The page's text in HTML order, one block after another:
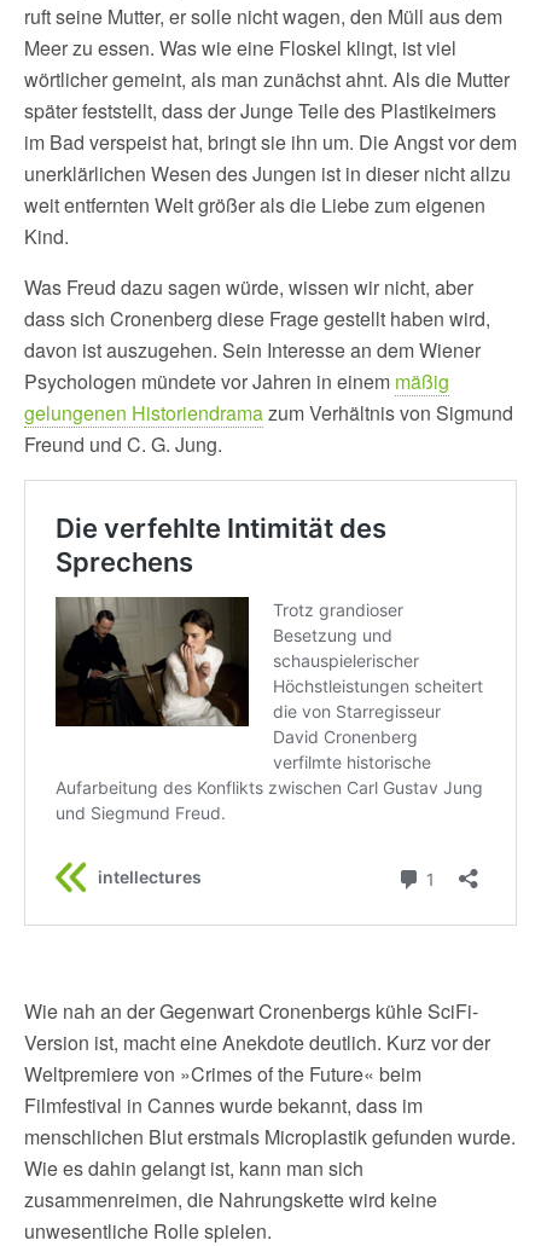
ruft seine Mutter, er solle nicht wagen, den Müll aus dem
Meer zu essen. Was wie eine Floskel klingt, ist viel
wörtlicher gemeint, als man zunächst ahnt. Als die Mutter
später feststellt, dass der Junge Teile des Plastikeimers
im Bad verspeist hat, bringt sie ihn um. Die Angst vor dem
unerklärlichen Wesen des Jungen ist in dieser nicht allzu
weit entfernten Welt größer als die Liebe zum eigenen
Kind.
Was Freud dazu sagen würde, wissen wir nicht, aber
dass sich Cronenberg diese Frage gestellt haben wird,
davon ist auszugehen. Sein Interesse an dem Wiener
Psychologen mündete vor Jahren in einem mäßig
gelungenen Historiendramazum Verhältnis von Sigmund
Freund und C. G. Jung.
Wie nah an der Gegenwart Cronenbergs kühle SciFi-
Version ist, macht eine Anekdote deutlich. Kurz vor der
Weltpremiere von »Crimes of the Future« beim
Filmfestival in Cannes wurde bekannt, dass im
menschlichen Blut erstmals Microplastik gefunden wurde.
Wie es dahin gelangt ist, kann man sich
zusammenreimen, die Nahrungskette wird keine
unwesentliche Rolle spielen.